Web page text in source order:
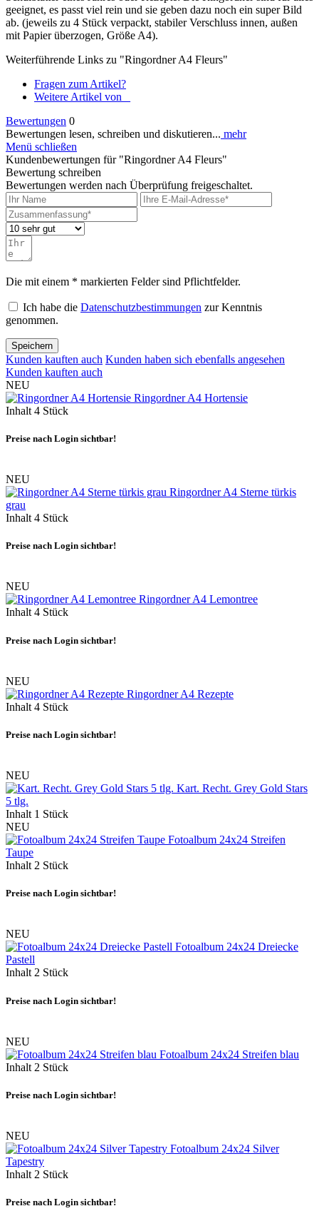
geeignet, es passt viel rein und sie geben dazu noch ein super Bild
ab. (jeweils zu 4 Stück verpackt, stabiler Verschluss innen, außen
mit Papier überzogen, Größe A4).
Weiterführende Links zu "Ringordner A4 Fleurs"
Fragen zum Artikel?
Weitere Artikel von _
Bewertungen 0
Bewertungen lesen, schreiben und diskutieren... mehr
Menü schließen
Kundenbewertungen für "Ringordner A4 Fleurs"
Bewertung schreiben
Bewertungen werden nach Überprüfung freigeschaltet.
Die mit einem * markierten Felder sind Pflichtfelder.
Ich habe die Datenschutzbestimmungen zur Kenntnis
genommen.
Speichern
Kunden kauften auch Kunden haben sich ebenfalls angesehen
Kunden kauften auch
NEU
Ringordner A4 Hortensie
Inhalt 4 Stück
Preise nach Login sichtbar!
NEU
Ringordner A4 Sterne türkis
grau
Inhalt 4 Stück
Preise nach Login sichtbar!
NEU
Ringordner A4 Lemontree
Inhalt 4 Stück
Preise nach Login sichtbar!
NEU
Ringordner A4 Rezepte
Inhalt 4 Stück
Preise nach Login sichtbar!
NEU
Kart. Recht. Grey Gold Stars
5 tlg.
Inhalt 1 Stück
NEU
Fotoalbum 24x24 Streifen
Taupe
Inhalt 2 Stück
Preise nach Login sichtbar!
NEU
Fotoalbum 24x24 Dreiecke
Pastell
Inhalt2 Stück
Preise nach Login sichtbar!
NEU
Fotoalbum 24x24 Streifen blau
Inhalt 2 Stück
Preise nach Login sichtbar!
NEU
Fotoalbum 24x24 Silver
Tapestry
Inhalt 2 Stück
Preise nach Login sichtbar!